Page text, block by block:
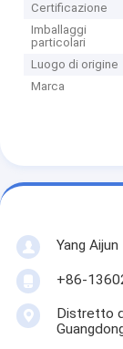
Certificazione
Imballaggi
particolari
Luogo di origine
Marca
Yang Aijun
+86-
Distretto